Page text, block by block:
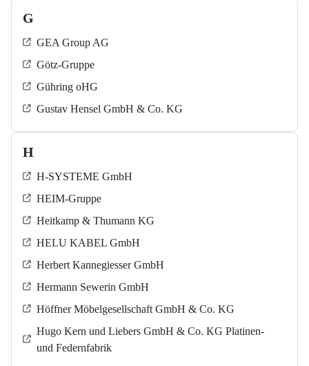
G
GEA Group AG
Götz-Gruppe
Gühring oHG
Gustav Hensel GmbH & Co. KG
H
H-SYSTEME GmbH
HEIM-Gruppe
Heitkamp & Thumann KG
HELU KABEL GmbH
Herbert Kannegiesser GmbH
Hermann Sewerin GmbH
Höffner Möbelgesellschaft GmbH & Co. KG
Hugo Kern und Liebers GmbH & Co. KG Platinen-
und Federnfabrik